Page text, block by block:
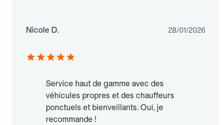
Nicole D. 28/01/2026
Service haut de gamme avec des
véhicules propres et des chauffeurs
ponctuels et bienveillants. Oui, je
recommande !